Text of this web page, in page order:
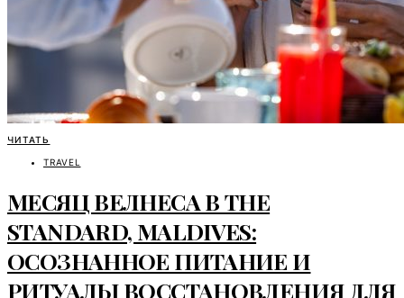
ЧИТАТЬ
TRAVEL
МЕСЯЦ ВЕЛНЕСА В THE
STANDARD, MALDIVES:
ОСОЗНАННОЕ ПИТАНИЕ И
РИТУАЛЫ ВОССТАНОВЛЕНИЯ ДЛЯ